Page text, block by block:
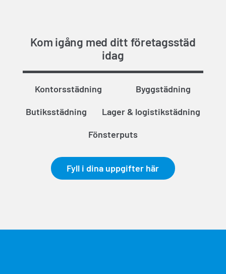
Kom igång med ditt företagsstäd
idag
Kontorsstädning Byggstädning
Butiksstädning Lager & logistikstädning
Fönsterputs
Fyll i dina uppgifter här